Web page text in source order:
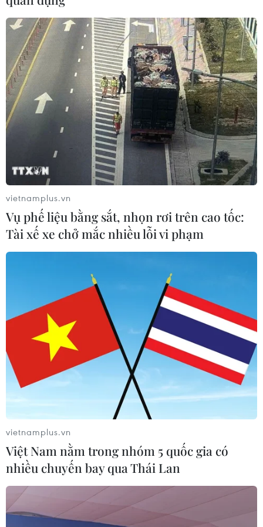
điều tra
05/08/2026 04:39
Bộ GD-ĐT tạm dừng xét tuyển đại
học với các thí sinh chuyên Tuyên
Quang
05/08/2026 03:16
Xem thêm
Tổng Biên tập: TRẦN TIẾN DUẨN
Phó Tổng Biên tập: NGUYỄN THỊ TÁM, KHÚC THANH
THỦY
Sở hữu trí tuệ
Quy định sử dụng
RSS
Hỗ trợ
TTXVN
Dịch vụ tin
Quảng cáo
Liên hệ
Giấy phép số: 1374/GP-BTTTT do Bộ Thông tin và Truyền thông
cấp ngày 11/9/2008.
vietnamplus.vn
Vụ phế liệu bằng sắt, nhọn rơi trên cao tốc:
Tài xế xe chở mắc nhiều lỗi vi phạm
vietnamplus.vn
Việt Nam nằm trong nhóm 5 quốc gia có
nhiều chuyến bay qua Thái Lan